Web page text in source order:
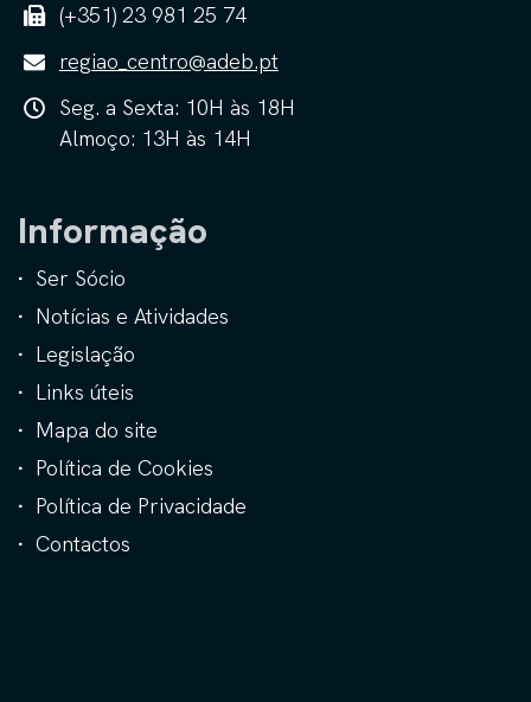
(+351) 23 981 25 74
regiao_centro@adeb.pt
Seg. a Sexta: 10H às 18H
Almoço: 13H às 14H
Informação
Ser Sócio
Notícias e Atividades
Legislação
Links úteis
Mapa do site
Política de Cookies
Política de Privacidade
Contactos